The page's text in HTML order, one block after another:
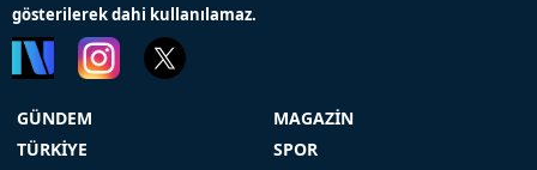
gösterilerek dahi kullanılamaz.
GÜNDEM
TÜRKİYE
MAGAZİN
SPOR